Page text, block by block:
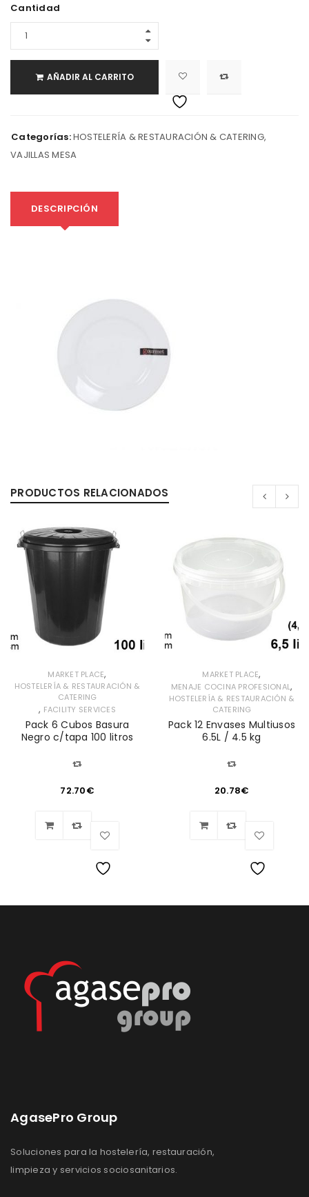
Cantidad
AÑADIR AL CARRITO
Categorías:HOSTELERÍA & RESTAURACIÓN & CATERING,
VAJILLAS MESA
DESCRIPCIÓN
PRODUCTOS RELACIONADOS
MARKET PLACE,
HOSTELERÍA & RESTAURACIÓN &
CATERING
, FACILITY SERVICES
Pack 6 Cubos Basura
Negro c/tapa 100 litros
72.70€
MARKET PLACE,
MENAJE COCINA PROFESIONAL,
HOSTELERÍA & RESTAURACIÓN &
CATERING
Pack 12 Envases Multiusos
6.5L / 4.5 kg
20.78€
AgasePro Group
Soluciones para la hostelería, restauración,
limpieza y servicios sociosanitarios.